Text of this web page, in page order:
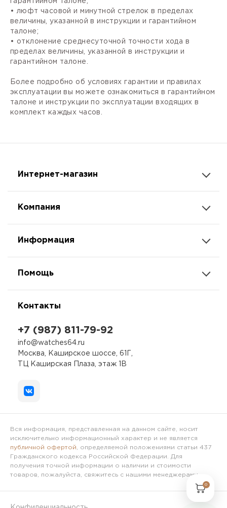
• люфт часовой и минутной стрелок в пределах
величины, указанной в инструкции и гарантийном
талоне;
• отклонение среднесуточной точности хода в
пределах величины, указанной в инструкции и
гарантийном талоне.
Более подробно об условиях гарантии и правилах
эксплуатации вы можете ознакомиться в гарантийном
талоне и инструкции по эксплуатации входящих в
комплект каждых часов.
Интернет-магазин
Компания
Информация
Помощь
Контакты
+7 (987) 811-79-92
info@watches64.ru
Москва, Каширское шоссе, 61Г,
ТЦ Каширская Плаза, этаж 1В
Вся информация, представленная на данном сайте, носит
исключительно информационный характер и не является
публичной офертой , определяемой положениями статьи 437
Гражданского кодекса Российской Федерации. Для
получения точной информации о наличии и стоимости
товаров, пожалуйста, свяжитесь с нашими менеджерами.
0